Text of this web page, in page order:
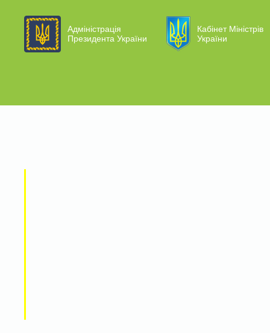
Адміністрація
Президента України
Кабінет Міністрів
України